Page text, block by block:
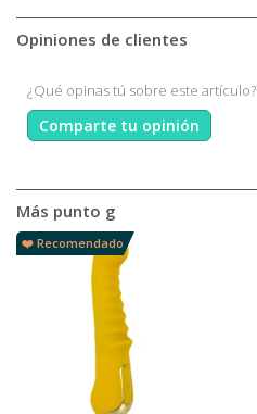
Opiniones de clientes
¿Qué opinas tú sobre este artículo?
Comparte tu opinión
Más punto g
❤️ Recomendado